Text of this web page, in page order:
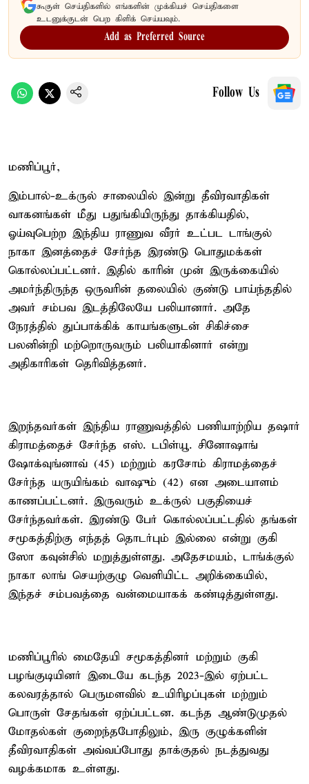
கூகுள் செய்திகளில் எங்களின் முக்கியச் செய்திகளை
உடனுக்குடன் பெற கிளிக் செய்யவும்.
Add as Preferred Source
Follow Us
மணிப்பூர்,
இம்பால்-உக்ருல் சாலையில் இன்று தீவிரவாதிகள்
வாகனங்கள் மீது பதுங்கியிருந்து தாக்கியதில்,
ஓய்வுபெற்ற இந்திய ராணுவ வீரர் உட்பட டாங்குல்
நாகா இனத்தைச் சேர்ந்த இரண்டு பொதுமக்கள்
கொல்லப்பட்டனர். இதில் காரின் முன் இருக்கையில்
அமர்ந்திருந்த ஒருவரின் தலையில் குண்டு பாய்ந்ததில்
அவர் சம்பவ இடத்திலேயே பலியானார். அதே
நேரத்தில் துப்பாக்கிக் காயங்களுடன் சிகிச்சை
பலனின்றி மற்றொருவரும் பலியாகினார் என்று
அதிகாரிகள் தெரிவித்தனர்.
இறந்தவர்கள் இந்திய ராணுவத்தில் பணியாற்றிய தஷார்
கிராமத்தைச் சேர்ந்த எஸ். டபிள்யூ. சினோஷாங்
ஷோக்வுங்னாவ் (45) மற்றும் கரசோம் கிராமத்தைச்
சேர்ந்த யருயிங்கம் வாஷும் (42) என அடையாளம்
காணப்பட்டனர். இருவரும் உக்ருல் பகுதியைச்
சேர்ந்தவர்கள். இரண்டு பேர் கொல்லப்பட்டதில் தங்கள்
சமூகத்திற்கு எந்தத் தொடர்பும் இல்லை என்று குகி
ஸோ கவுன்சில் மறுத்துள்ளது. அதேசமயம், டாங்க்குல்
நாகா லாங் செயற்குழு வெளியிட்ட அறிக்கையில்,
இந்தச் சம்பவத்தை வன்மையாகக் கண்டித்துள்ளது.
மணிப்பூரில் மைதேயி சமூகத்தினர் மற்றும் குகி
பழங்குடியினர் இடையே கடந்த 2023-இல் ஏற்பட்ட
கலவரத்தால் பெருமளவில் உயிரிழப்புகள் மற்றும்
பொருள் சேதங்கள் ஏற்ப்பட்டன. கடந்த ஆண்டுமுதல்
மோதல்கள் குறைந்தபோதிலும், இரு குழுக்களின்
தீவிரவாதிகள் அவ்வப்போது தாக்குதல் நடத்துவது
வழக்கமாக உள்ளது.